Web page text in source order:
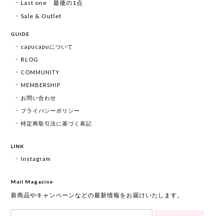
Last one 最後の1点
Sale & Outlet
GUIDE
capucapuについて
BLOG
COMMUNITY
MEMBERSHIP
お問い合わせ
プライバシーポリシー
特定商取引法に基づく表記
LINK
Instagram
Mail Magazine
新商品やキャンペーンなどの最新情報をお届けいたします。